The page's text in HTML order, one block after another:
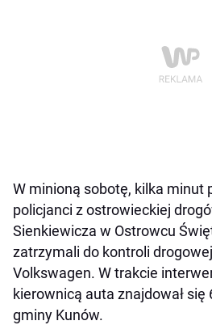
W minioną sobotę, kilka minut
policjanci z ostrowieckiej
Sienkiewicza w Ostrowcu
zatrzymali do kontroli
Volkswagen. W trakcie
kierownicą auta znajdował
gminy Kunów.